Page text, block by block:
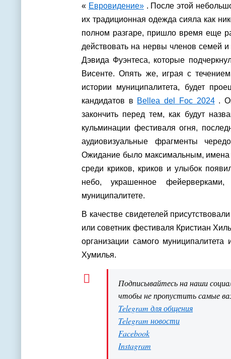
« Евровидение». После этой
их традиционная одежда сияла как
полном разгаре, пришло время еще
действовать на нервы членов семей
Дэвида Фуэнтеса, которые
Висенте. Опять же, играя с
истории муниципалитета, будет
кандидатов в Bellea del Foc 2024.
закончить перед тем, как будут
кульминации фестиваля огня,
аудиовизуальные фрагменты
Ожидание было максимальным, имена
среди криков, криков и улыбок
небо, украшенное
муниципалитете.
В качестве свидетелей
или советник фестиваля Кристиан
организации самого
Хумилья.
Подписывайтесь на наши
чтобы не пропустить самые
Telegram для общения
Telegram новости
Facebook
Instagram